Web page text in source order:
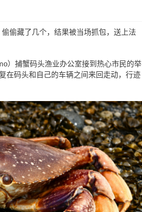
偷藏了几个，结果被当场抓包，送上法
）捕蟹码头渔业办公室接到热心市民的举
在码头和自己的车辆之间来回走动，行迹